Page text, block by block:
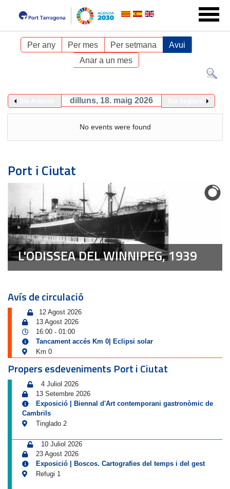
Per any Per mes Per setmana
Avui
Anar a un mes
dilluns, 18. maig 2026
No events were found
Port i Ciutat
L'ODISSEA DEL WINNIPEG, 1939
Avís de circulació
12 Agost 2026
13 Agost 2026
16:00 - 01:00
Tancament accés Km 0| Eclipsi solar
Km 0
Propers esdeveniments Port i Ciutat
4 Juliol 2026
13 Setembre 2026
Exposició | Biennal d'Art contemporani gastronòmic de
Cambrils
Tinglado 2
10 Juliol 2026
23 Agost 2026
Exposició | Boscos. Cartografies del temps i del gest
Refugi 1